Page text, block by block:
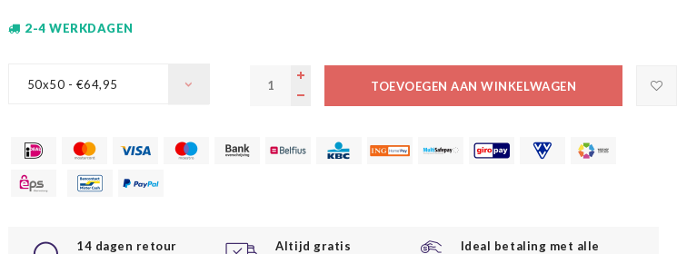
2-4 WERKDAGEN
50x50 - €64,95 TOEVOEGEN AAN WINKELWAGEN
14 dagen retour
Altijd gratis
Ideal betaling met alle